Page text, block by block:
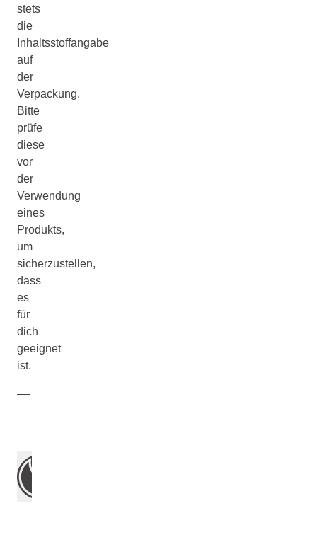
stets
die
Inhaltsstoffangabe
auf
der
Verpackung.
Bitte
prüfe
diese
vor
der
Verwendung
eines
Produkts,
um
sicherzustellen,
dass
es
für
dich
geeignet
ist.